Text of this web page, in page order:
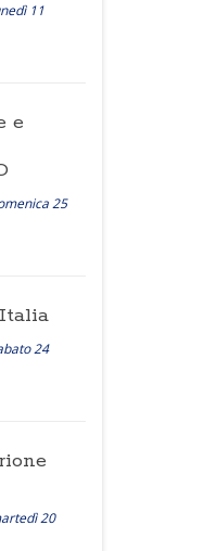
11
e
25
24
20